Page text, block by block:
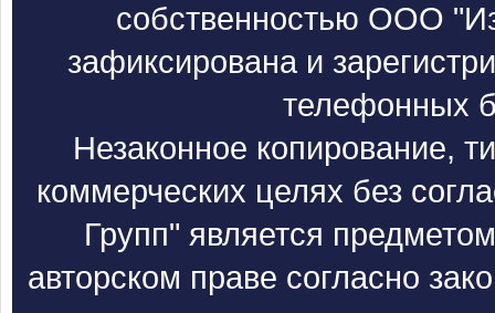
собственностью ООО
зафиксирована и
телефонных
Незаконное копирование,
коммерческих целях без
Групп" является
авторском праве согласно